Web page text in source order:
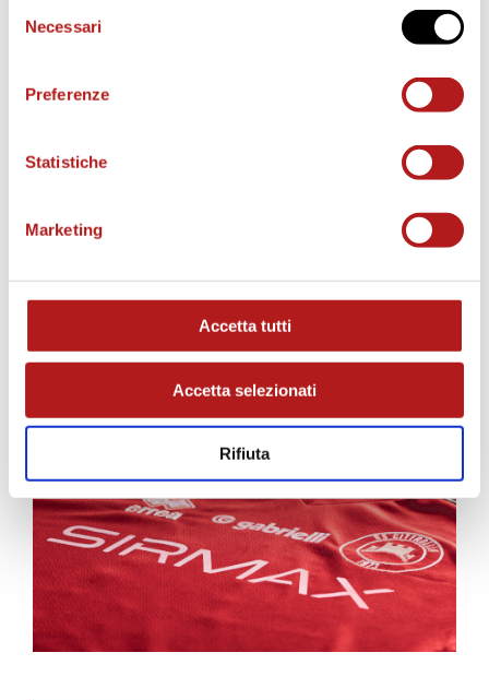
delNecessari
Preferenze
Statistiche
Marketing
Accetta tutti
Accetta selezionati
Rifiuta
AS CITTADELLA STORE